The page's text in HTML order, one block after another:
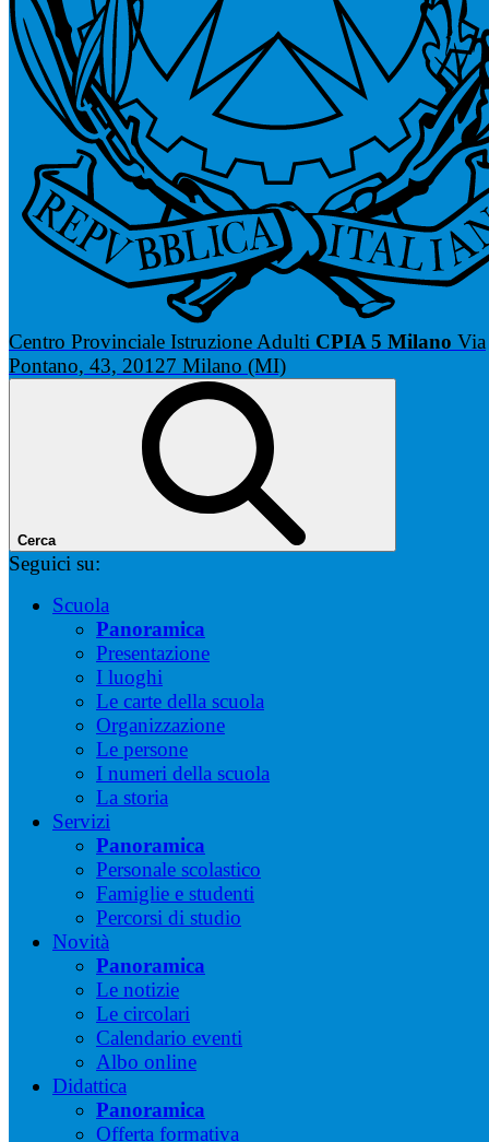
Centro Provinciale Istruzione Adulti CPIA 5 Milano Via
Pontano, 43, 20127 Milano (MI)
Cerca
Seguici su:
Scuola
Panoramica
Presentazione
I luoghi
Le carte della scuola
Organizzazione
Le persone
I numeri della scuola
La storia
Servizi
Panoramica
Personale scolastico
Famiglie e studenti
Percorsi di studio
Novità
Panoramica
Le notizie
Le circolari
Calendario eventi
Albo online
Didattica
Panoramica
Offerta formativa